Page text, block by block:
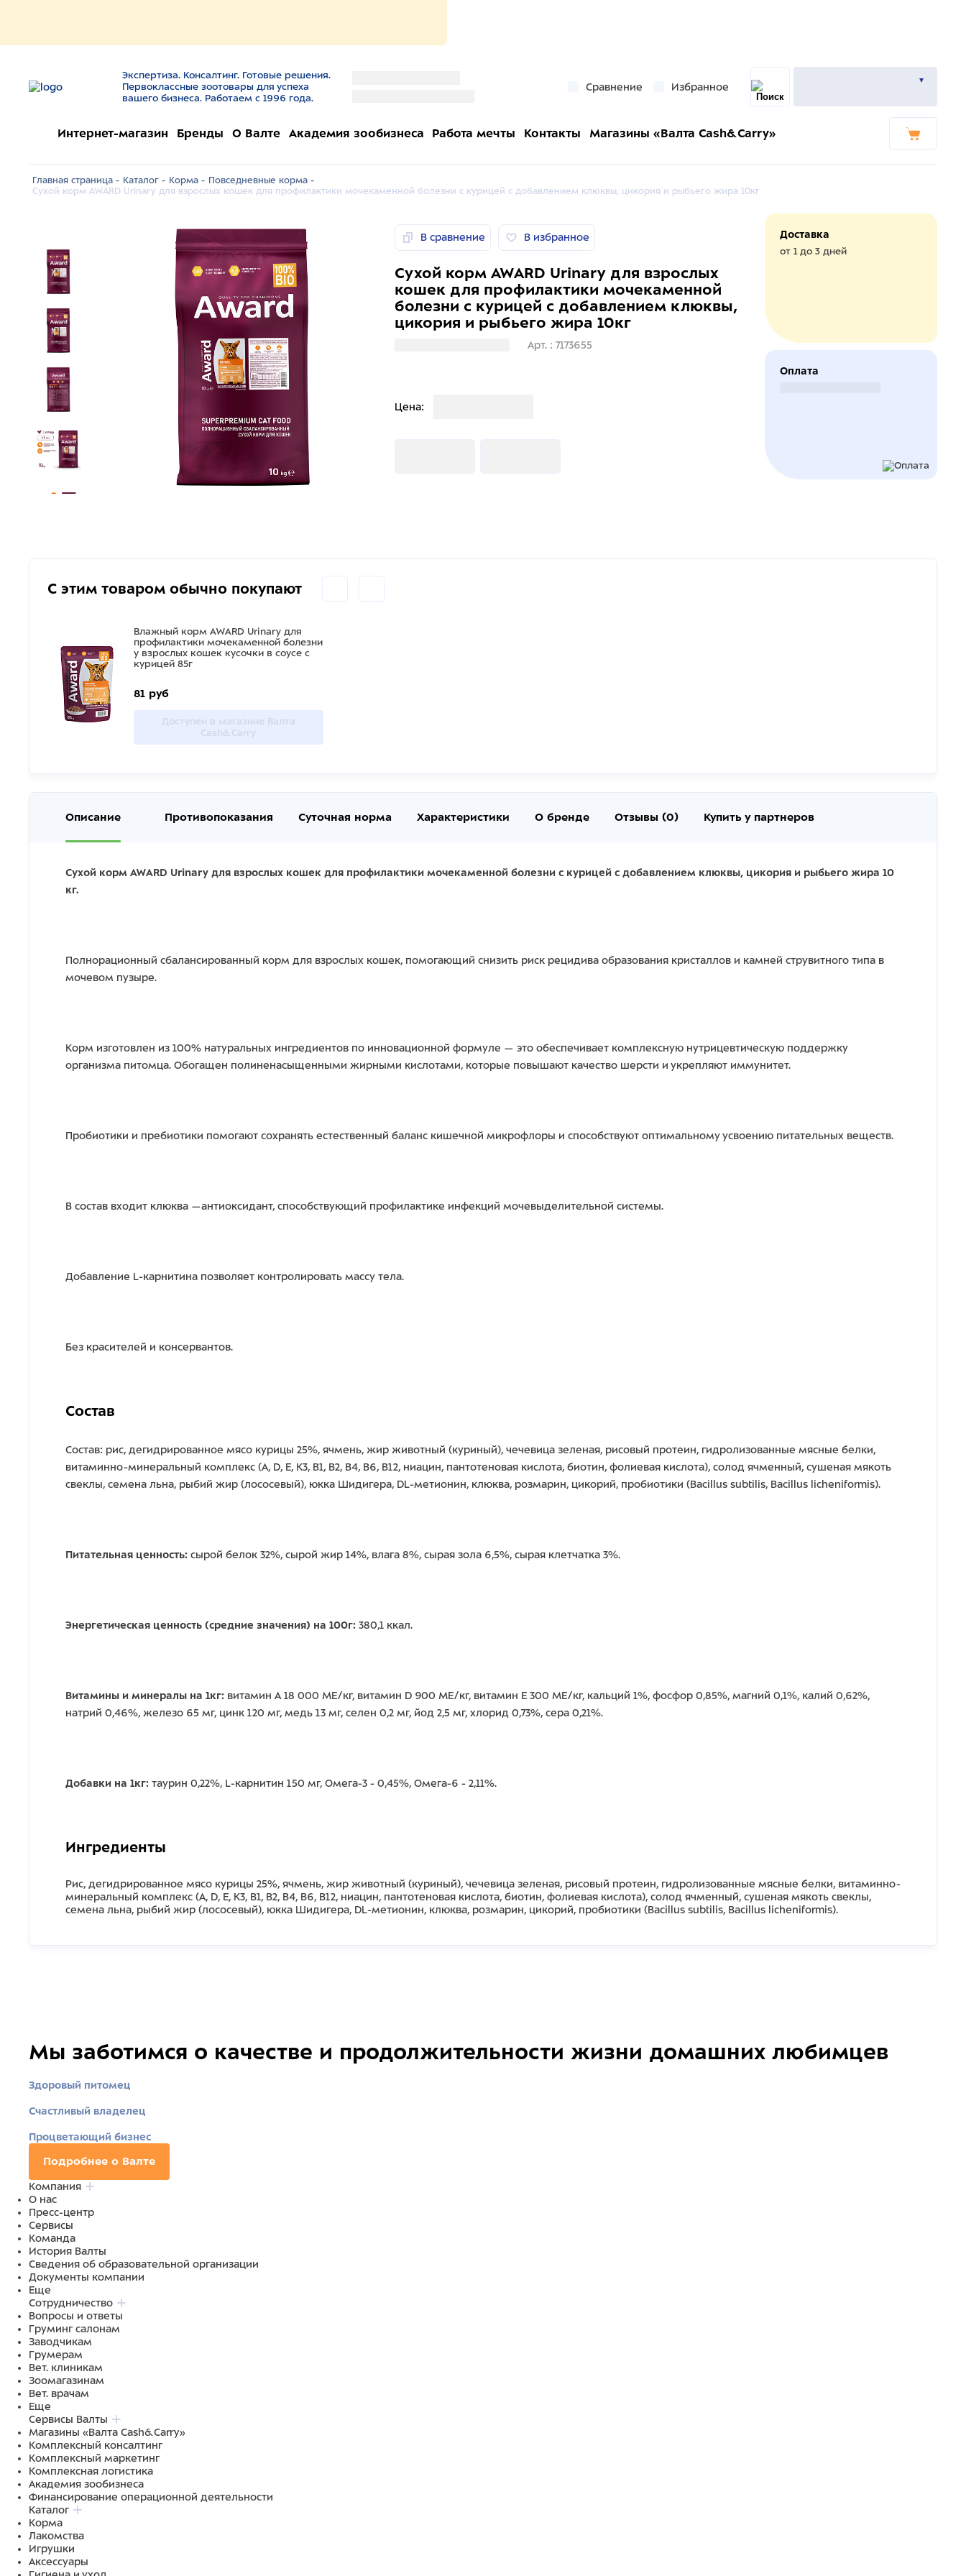
Экспертиза. Консалтинг. Готовые решения.
Первоклассные зоотовары для успеха
вашего бизнеса. Работаем с 1996 года.
Сравнение Избранное
Интернет-магазин Бренды О Валте Академия зообизнеса Работа мечты Контакты Магазины «Валта Cash&Carry»
Главная страница - Каталог - Корма - Повседневные корма -
Сухой корм AWARD Urinary для взрослых кошек для профилактики мочекаменной болезни с курицей с добавлением клюквы, цикория и рыбьего жира 10кг
В сравнение В избранное
Сухой корм AWARD Urinary для взрослых
кошек для профилактики мочекаменной
болезни с курицей с добавлением клюквы,
цикория и рыбьего жира 10кг
Арт. : 7173655
Цена:
Доставка
от 1 до 3 дней
Оплата
С этим товаром обычно покупают
Влажный корм AWARD Urinary для
профилактики мочекаменной болезни
у взрослых кошек кусочки в соусе с
курицей 85г
81 руб
Доступен в магазине Валта
Cash&Carry
Описание Противопоказания Суточная норма Характеристики О бренде Отзывы (0) Купить у партнеров
Сухой корм AWARD Urinary для взрослых кошек для профилактики мочекаменной болезни с курицей с добавлением клюквы, цикория и рыбьего жира 10
кг.
Полнорационный сбалансированный корм для взрослых кошек, помогающий снизить риск рецидива образования кристаллов и камней струвитного типа в
мочевом пузыре.
Корм изготовлен из 100% натуральных ингредиентов по инновационной формуле — это обеспечивает комплексную нутрицевтическую поддержку
организма питомца. Обогащен полиненасыщенными жирными кислотами, которые повышают качество шерсти и укрепляют иммунитет.
Пробиотики и пребиотики помогают сохранять естественный баланс кишечной микрофлоры и способствуют оптимальному усвоению питательных веществ.
В состав входит клюква —антиоксидант, способствующий профилактике инфекций мочевыделительной системы.
Добавление L-карнитина позволяет контролировать массу тела.
Без красителей и консервантов.
Состав
Состав: рис, дегидрированное мясо курицы 25%, ячмень, жир животный (куриный), чечевица зеленая, рисовый протеин, гидролизованные мясные белки,
витаминно-минеральный комплекс (А, D, E, К3, В1, В2, В4, В6, В12, ниацин, пантотеновая кислота, биотин, фолиевая кислота), солод ячменный, сушеная мякоть
свеклы, семена льна, рыбий жир (лососевый), юкка Шидигера, DL-метионин, клюква, розмарин, цикорий, пробиотики (Bacillus subtilis, Bacillus licheniformis).
Питательная ценность: сырой белок 32%, сырой жир 14%, влага 8%, сырая зола 6,5%, сырая клетчатка 3%.
Энергетическая ценность (средние значения) на 100г: 380,1 ккал.
Витамины и минералы на 1кг: витамин А 18 000 ME/кг, витамин D 900 ME/кг, витамин E 300 ME/кг, кальций 1%, фосфор 0,85%, магний 0,1%, калий 0,62%,
натрий 0,46%, железо 65 мг, цинк 120 мг, медь 13 мг, селен 0,2 мг, йод 2,5 мг, хлорид 0,73%, сера 0,21%.
Добавки на 1кг: таурин 0,22%, L-карнитин 150 мг, Омега-3 - 0,45%, Омега-6 - 2,11%.
Ингредиенты
Рис, дегидрированное мясо курицы 25%, ячмень, жир животный (куриный), чечевица зеленая, рисовый протеин, гидролизованные мясные белки, витаминно-
минеральный комплекс (А, D, E, К3, В1, В2, В4, В6, В12, ниацин, пантотеновая кислота, биотин, фолиевая кислота), солод ячменный, сушеная мякоть свеклы,
семена льна, рыбий жир (лососевый), юкка Шидигера, DL-метионин, клюква, розмарин, цикорий, пробиотики (Bacillus subtilis, Bacillus licheniformis).
Мы заботимся о качестве и продолжительности жизни домашних любимцев
Здоровый питомец
Счастливый владелец
Процветающий бизнес
Подробнее о Валте
Компания
О нас
Пресс-центр
Сервисы
Команда
История Валты
Сведения об образовательной организации
Документы компании
Еще
Сотрудничество
Вопросы и ответы
Груминг салонам
Заводчикам
Грумерам
Вет. клиникам
Зоомагазинам
Вет. врачам
Еще
Сервисы Валты
Магазины «Валта Cash&Carry»
Комплексный консалтинг
Комплексный маркетинг
Комплексная логистика
Академия зообизнеса
Финансирование операционной деятельности
Каталог
Корма
Лакомства
Игрушки
Аксессуары